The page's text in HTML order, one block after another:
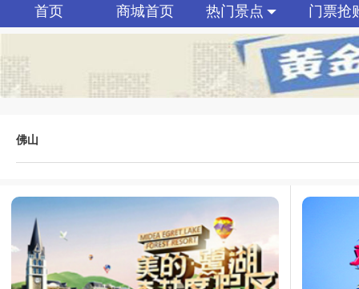
首页 商城首页 热门景点 门票抢
佛山